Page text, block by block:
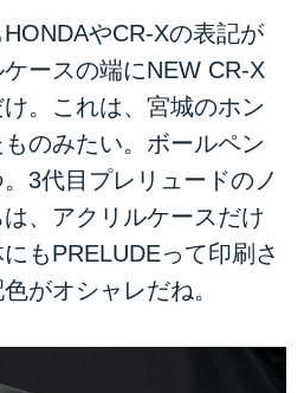
やCR-Xの表記が
ースの端にNEW CR-X
。これは、宮城のホン
のみたい。ボールペン
3代目プレリュードのノ
、アクリルケースだけ
もPRELUDEって印刷さ
がオシャレだね。